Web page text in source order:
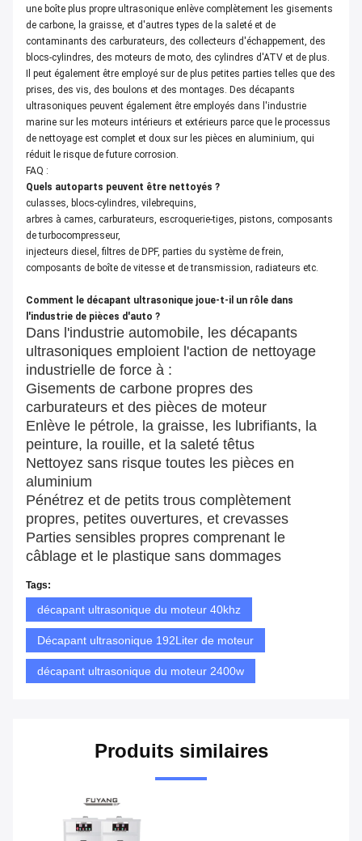
une boîte plus propre ultrasonique enlève complètement les gisements
de carbone, la graisse, et d'autres types de la saleté et de
contaminants des carburateurs, des collecteurs d'échappement, des
blocs-cylindres, des moteurs de moto, des cylindres d'ATV et de plus.
Il peut également être employé sur de plus petites parties telles que des
prises, des vis, des boulons et des montages. Des décapants
ultrasoniques peuvent également être employés dans l'industrie
marine sur les moteurs intérieurs et extérieurs parce que le processus
de nettoyage est complet et doux sur les pièces en aluminium, qui
réduit le risque de future corrosion.
FAQ :
Quels autoparts peuvent être nettoyés ?
culasses, blocs-cylindres, vilebrequins,
arbres à cames, carburateurs, escroquerie-tiges, pistons, composants
de turbocompresseur,
injecteurs diesel, filtres de DPF, parties du système de frein,
composants de boîte de vitesse et de transmission, radiateurs etc.
Comment le décapant ultrasonique joue-t-il un rôle dans
l'industrie de pièces d'auto ?
Dans l'industrie automobile, les décapants
ultrasoniques emploient l'action de nettoyage
industrielle de force à :
Gisements de carbone propres des
carburateurs et des pièces de moteur
Enlève le pétrole, la graisse, les lubrifiants, la
peinture, la rouille, et la saleté têtus
Nettoyez sans risque toutes les pièces en
aluminium
Pénétrez et de petits trous complètement
propres, petites ouvertures, et crevasses
Parties sensibles propres comprenant le
câblage et le plastique sans dommages
Tags:
décapant ultrasonique du moteur 40khz
Décapant ultrasonique 192Liter de moteur
décapant ultrasonique du moteur 2400w
Produits similaires